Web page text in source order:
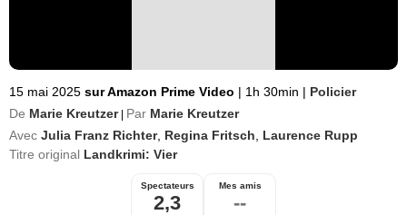
15 mai 2025 sur Amazon Prime Video | 1h 30min | Policier
De Marie Kreutzer Par Marie Kreutzer
Avec Julia Franz Richter, Regina Fritsch
Laurence Rupp
Titre original Landkrimi: Vier
Spectateurs
2,3
Mes amis
--